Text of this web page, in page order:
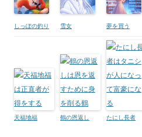
しっぽの釣り 雪女 夢を買う
天福地福 鶴の恩返し たにし長者